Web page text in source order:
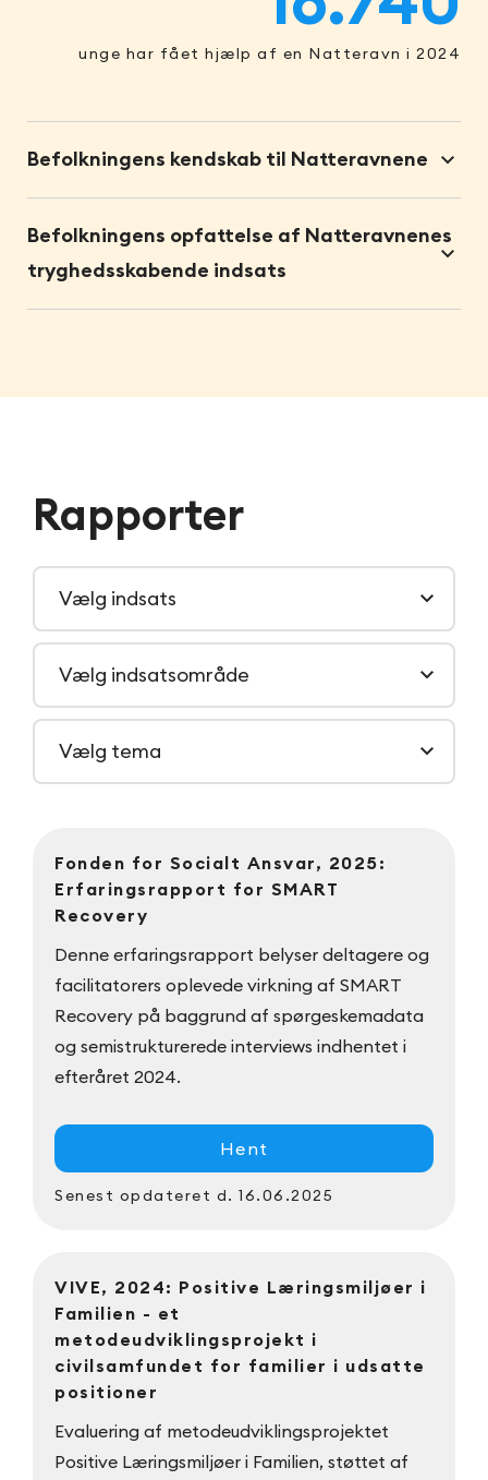
unge har fået hjælp af en Natteravn i 2024
Befolkningens kendskab til Natteravnene
Kender Natteravnene (hjulpet kendskab)
Kender ikke Natteravnene
Befolkningens opfattelse af Natteravnenes
tryghedsskabende indsats
Rapporter
Vælg indsats
Vælg indsatsområde
Vælg tema
Fonden for Socialt Ansvar, 2025:
Erfaringsrapport for SMART
Recovery
Denne erfaringsrapport belyser deltagere og
facilitatorers oplevede virkning af SMART
Recovery på baggrund af spørgeskemadata
og semistrukturerede interviews indhentet i
efteråret 2024.
Hent
Senest opdateret d. 16.06.2025
VIVE, 2024: Positive Læringsmiljøer i
Familien - et
metodeudviklingsprojekt i
civilsamfundet for familier i udsatte
positioner
Evaluering af metodeudviklingsprojektet
Positive Læringsmiljøer i Familien, støttet af